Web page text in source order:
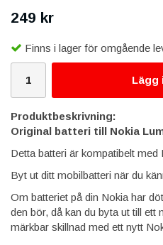
249 kr
Finns i lager för omgående
Lägg
Produktbeskrivning:
Original batteri till Nokia
Detta batteri är kompatibelt med
Byt ut ditt mobilbatteri när du
Om batteriet på din Nokia har
den bör, då kan du byta ut till ett
märkbar skillnad med ett nytt